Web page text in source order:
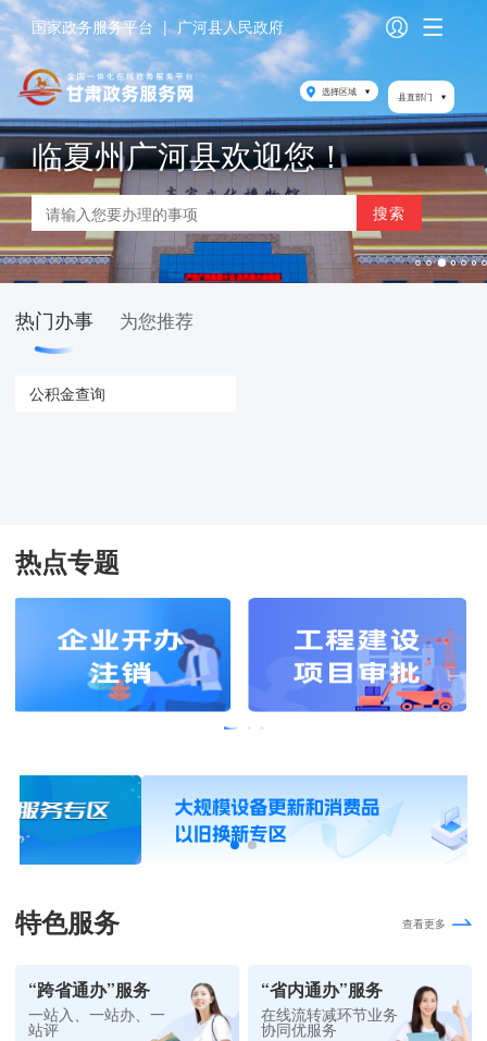
国家政务服务平台 | 广河县人民政府
选择区域 县直部门
临夏州广河县欢迎您！
热门办事 为您推荐
公积金查询
热点专题
特色服务 查看更多
“跨省通办”服务
一站入、一站办、一
站评
“省内通办”服务
在线流转减环节业务
协同优服务